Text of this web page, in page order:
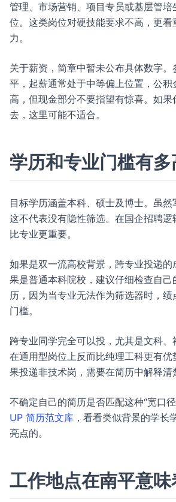
管理、市场营销、项目专员或基层管培
位。这类岗位对硬技能要求不高，更
力。
关于薪资，简章中暂未公布具体数字
平，起薪通常处于中等偏上位置，公
高，但现金部分不要指望有惊喜。如
去，这里可能不适合。
学历和专业门槛有多
目标学历涵盖本科、硕士及博士。虽然
这不代表没有隐性筛选。在国企招聘逻
比专业更重要。
如果是双一流高校背景，跨专业投递的
果是普通本科院校，建议仔细检查自
历，因为当专业无法作为筛选器时，
门槛。
跨专业同学完全可以投，尤其是文科、
在通用型岗位上反而比纯理工科更有优
果投递非技术岗，需要在简历中解释清
不确定自己的简历是否匹配这种“宽口
UP 简历范文库 ，看看类似背景的学长
亮点的。
工作地点在南平意味